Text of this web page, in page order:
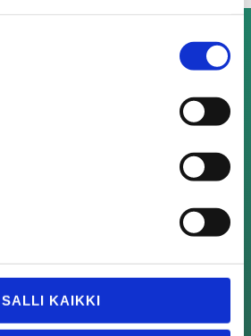
SALLI KAIKKI
orders@tt-gaskets.fi